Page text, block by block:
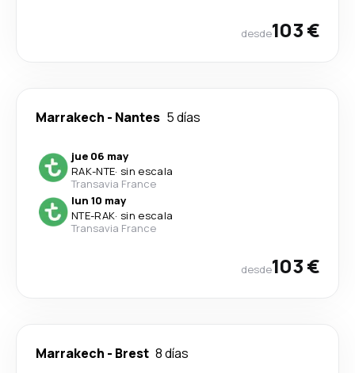
desde103 €
Marrakech - Nantes 5 días
jue 06 may
RAK-NTE· sin escala
Transavia France
lun 10 may
NTE-RAK· sin escala
Transavia France
desde103 €
Marrakech - Brest 8 días